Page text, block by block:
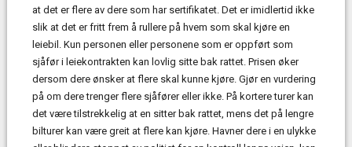
at det er flere av dere som har sertifikatet. Det er imidlertid ikke
slik at det er fritt frem å rullere på hvem som skal kjøre en
leiebil. Kun personen eller personene som er oppført som
sjåfør i leiekontrakten kan lovlig sitte bak rattet. Prisen øker
dersom dere ønsker at flere skal kunne kjøre. Gjør en vurdering
på om dere trenger flere sjåfører eller ikke. På kortere turer kan
det være tilstrekkelig at en sitter bak rattet, mens det på lengre
bilturer kan være greit at flere kan kjøre. Havner dere i en ulykke